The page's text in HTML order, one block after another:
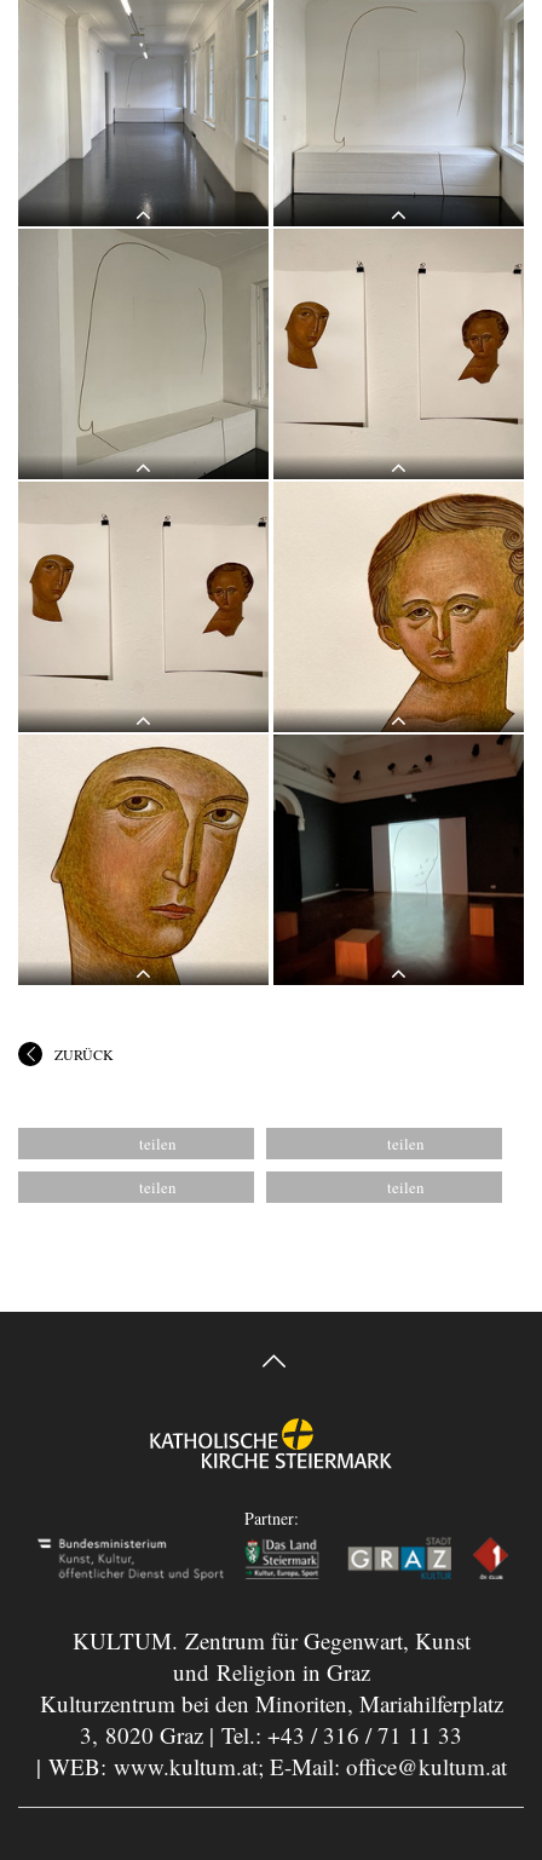
Judith Zilllich: MUTTER GOTTES.
(Ikonen 2018–2021), Eitempera auf
PapierKULTUM Galerie, 12. Nov. 2021
bis 12. Feb. 2022. Kurator: Johannes
Rauchenberger
Judith Zilllich: MUTTER GOTTES.
(Ikonen 2018–2021), Eitempera auf
PapierKULTUM Galerie, 12. Nov. 2021
bis 12. Feb. 2022. Kurator: Johannes
Rauchenberger
Judith Zilllich: MUTTER GOTTES.
(Ikonen 2018–2021), Eitempera auf
PapierKULTUM Galerie, 12. Nov. 2021
bis 12. Feb. 2022. Kurator: Johannes
Rauchenberger
Judith Zilllich: MUTTER GOTTES.
(Ikonen 2018–2021), Eitempera auf
bis 12. Feb. 2022. Kurator: Johannes
Judith Zilllich: MUTTER GOTTES.
(Ikonen 2018–2021), Eitempera auf
bis 12. Feb. 2022. Kurator: Johannes
Judith Zilllich: MUTTER GOTTES.
(Ikonen 2018–2021), Eitempera auf
PapierKULTUM Galerie, 12. Nov. 2021
bis 12. Feb. 2022. Kurator: Johannes
Judith Zilllich: MUTTER GOTTES.
(Ikonen 2018–2021), Eitempera auf
PapierKULTUM Galerie, 12. Nov. 2021
bis 12. Feb. 2022. Kurator: Johannes
Rauchenberger
Judith Zilllich: MUTTER GOTTES.
(Ikonen 2018–2021), Eitempera auf
PapierKULTUM Galerie, 12. Nov. 2021
bis 12. Feb. 2022. Kurator: Johannes
Rauchenberger
(Ikonen 2018–2021), Eitempera auf
PapierKULTUM Galerie, 12. Nov. 2021
bis 12. Feb. 2022. Kurator: Johannes
Rauchenberger
(Ikonen 2018–2021), Eitempera auf
PapierKULTUM Galerie, 12. Nov. 2021
bis 12. Feb. 2022. Kurator: Johannes
Rauchenberger
ZURÜCK
Partner:
KULTUM. Zentrum für Gegenwart, Kunst
und Religion in Graz
Kulturzentrum bei den Minoriten, Mariahilferplatz
3, 8020 Graz | Tel.: +43 / 316 / 71 11 33
| WEB: www.kultum.at; E-Mail: office@kultum.at